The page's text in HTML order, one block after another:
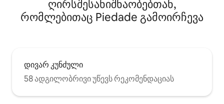
ღირსშესანიშნაობებთან,
რომლებითაც Piedade გამოირჩევა
დივარ კუნძული
58 ადგილობრივი უწევს რეკომენდაციას